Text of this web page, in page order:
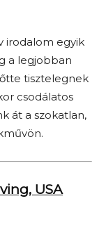
irodalom egyik
a legjobban
tisztelegnek
csodálatos
át a szokatlan,
USA